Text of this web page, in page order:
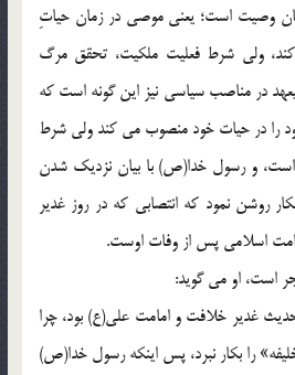
وصيت است؛ يعنى موصى در زمان حياتِ
ولى شرط فعليت ملكيت، تحقق مرگ
در مناصب سياسى نيز اين گونه است كه
را در حيات خود منصوب مى كند ولى شرط
و رسول خدا(ص) با بيان نزديك شدن
روشن نمود كه انتصابى كه در روز غدير
اسلامى پس از وفات اوست.
غدير خلافت و امامت على(ع) بود، چرا
را بكار نبرد، پس اينكه رسول خدا(ص)